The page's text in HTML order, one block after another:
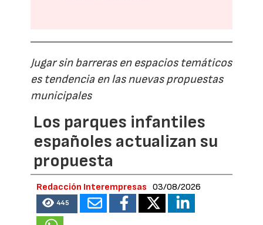
Jugar sin barreras en espacios temáticos
es tendencia en las nuevas propuestas
municipales
Los parques infantiles
españoles actualizan su
propuesta
Redacción Interempresas 03/08/2026
445